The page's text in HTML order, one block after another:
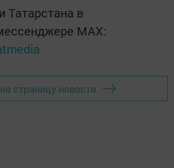
Татарстана в
MАХ:
страницу новости